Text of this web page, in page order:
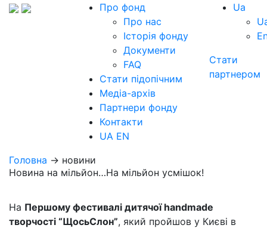
Про фонд
Про нас
Історія фонду
Документи
FAQ
Стати підопічним
Медіа-архів
Партнери фонду
Контакти
UA EN
Ua
Стати
партнером
Головна → новини
Новина на мільйон…На мільйон усмішок!
На Першому фестивалі дитячої handmade
творчості “ЩосьСлон”, який пройшов у Києві в